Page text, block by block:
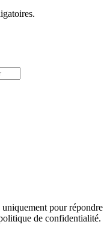
uniquement pour répondre
de confidentialité.